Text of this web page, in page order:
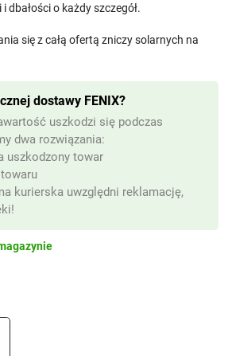
dbałości o każdy szczegół.
się z całą ofertą zniczy solarnych na
dostawy FENIX?
uszkodzi się podczas
dwa rozwiązania:
uszkodzony towar
kurierska uwzględni reklamację,